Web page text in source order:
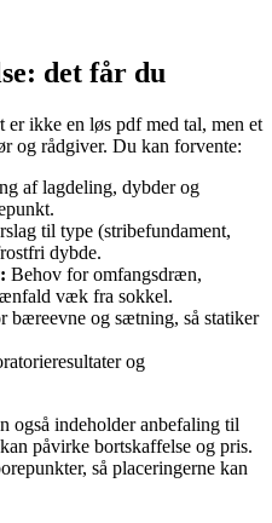
det får du
er ikke en løs pdf med tal, men et
og rådgiver. Du kan forvente:
af lagdeling, dybder og
til type (stribefundament,
dybde.
Behov for omfangsdræn,
væk fra sokkel.
bæreevne og sætning, så statiker
og
også indeholder anbefaling til
påvirke bortskaffelse og pris.
så placeringerne kan